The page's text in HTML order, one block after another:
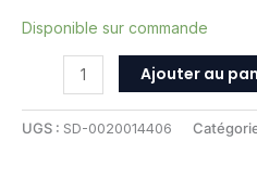
Disponible sur commande
Ajouter au
UGS : SD-0020014406